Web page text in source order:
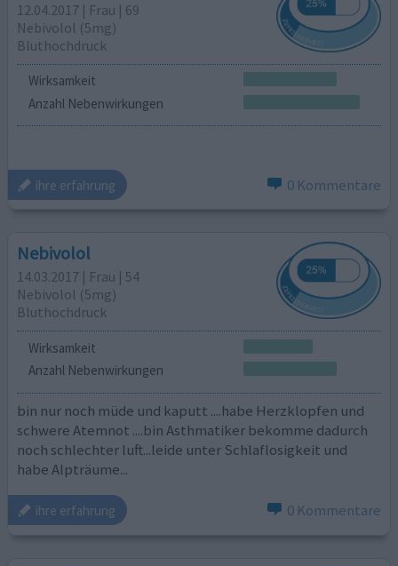
12.04.2017 | Frau | 69
Nebivolol (5mg)
Bluthochdruck
Wirksamkeit
Anzahl Nebenwirkungen
ihre erfahrung 0 Kommentare
Nebivolol
14.03.2017 | Frau | 54
Nebivolol (5mg)
Bluthochdruck
Wirksamkeit
Anzahl Nebenwirkungen
bin nur noch müde und kaputt ....habe Herzklopfen und
schwere Atemnot ....bin Asthmatiker bekomme dadurch
noch schlechter luft...leide unter Schlaflosigkeit und
habe Alpträume...
ihre erfahrung 0 Kommentare